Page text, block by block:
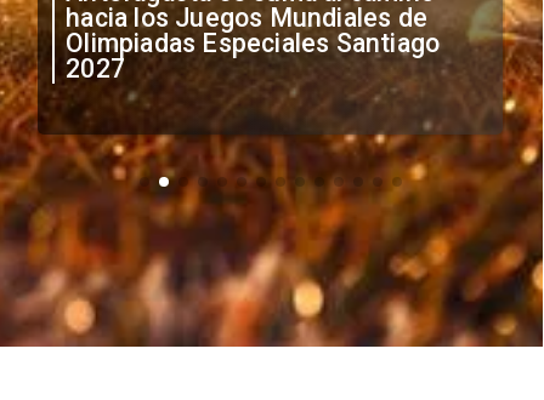
anuncia medidas por situación
irregular de futbolistas
extranjeros